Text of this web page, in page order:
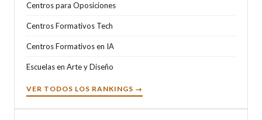
Centros para Oposiciones
Centros Formativos Tech
Centros Formativos en IA
Escuelas en Arte y Diseño
VER TODOS LOS RANKINGS →